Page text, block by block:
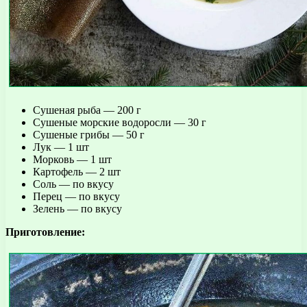
Сушеная рыба — 200 г
Сушеные морские водоросли — 30 г
Сушеные грибы — 50 г
Лук — 1 шт
Морковь — 1 шт
Картофель — 2 шт
Соль — по вкусу
Перец — по вкусу
Зелень — по вкусу
Приготовление: